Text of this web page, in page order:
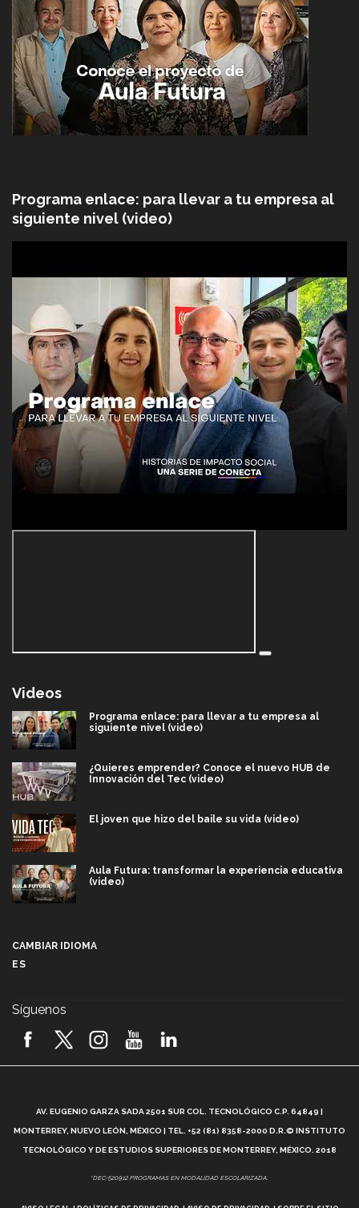
Programa enlace: para llevar a tu empresa al
siguiente nivel (video)
Videos
Programa enlace: para llevar a tu empresa al
siguiente nivel (video)
¿Quieres emprender? Conoce el nuevo HUB de
Innovación del Tec (video)
El joven que hizo del baile su vida (video)
Aula Futura: transformar la experiencia educativa
(video)
2026! (video)
¿Cómo es el Modelo Educativo Tec? (video)
Vida Tec: Feminismo e Inteligencia Artificial, Paola
CAMBIAR IDIOMA
ES
Síguenos
AV. EUGENIO GARZA SADA 2501 SUR COL. TECNOLÓGICO C.P. 64849 |
MONTERREY, NUEVO LEÓN, MÉXICO | TEL. +52 (81) 8358-2000 D.R.© INSTITUTO
TECNOLÓGICO Y DE ESTUDIOS SUPERIORES DE MONTERREY, MÉXICO. 2018
*DEC-520912 PROGRAMAS EN MODALIDAD ESCOLARIZADA.